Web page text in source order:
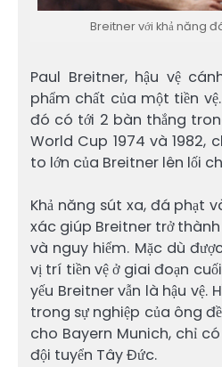
Breitner với khả năng
Paul Breitner, hậu vệ
phẩm chất của một tiền
đó có tới 2 bàn thắng
World Cup 1974 và 1982,
to lớn của Breitner lên lối
Khả năng sút xa, đá phạt
xác giúp Breitner trở
và nguy hiểm. Mặc dù
vị trí tiền vệ ở giai đoạn
yếu Breitner vẫn là hậu vệ.
trong sự nghiệp của ông
cho Bayern Munich, chỉ
đội tuyển Tây Đức.